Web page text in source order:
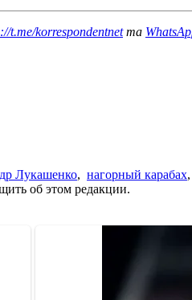
t.me/korrespondentnetта
Лукашенко, нагорный карабах,
об этом редакции.